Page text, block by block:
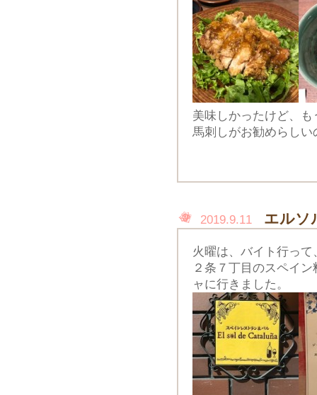
美味しかったけど、
馬刺しがお勧めらし
2019.9.11 エルソ
火曜は、バイト行っ
２条７丁目のスペイ
ャに行きました。